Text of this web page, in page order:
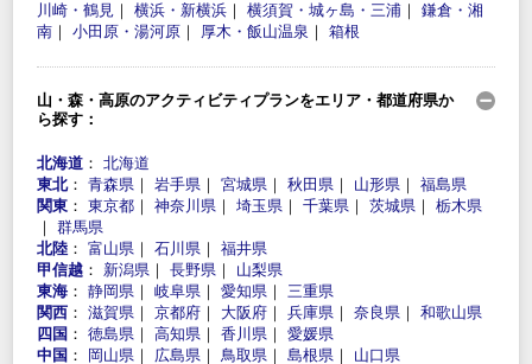
川崎・鶴見 ｜ 横浜・新横浜 ｜ 横須賀・城ヶ島・三浦 ｜ 鎌倉・湘
南 ｜ 小田原・湯河原 ｜ 厚木・飯山温泉 ｜ 箱根
山・森・高原のアクティビティプランをエリア・都道府県か
ら探す：
北海道 ： 北海道
東北： 青森県 ｜ 岩手県 ｜ 宮城県 ｜ 秋田県 ｜ 山形県 ｜ 福島県
関東 ： 東京都 ｜ 神奈川県 ｜ 埼玉県 ｜ 千葉県 ｜ 茨城県 ｜ 栃木県
｜ 群馬県
北陸 ： 富山県 ｜ 石川県 ｜ 福井県
甲信越 ： 新潟県 ｜ 長野県 ｜ 山梨県
東海 ： 静岡県 ｜ 岐阜県 ｜ 愛知県 ｜ 三重県
関西 ： 滋賀県 ｜ 京都府 ｜ 大阪府 ｜ 兵庫県 ｜ 奈良県 ｜ 和歌山県
四国 ： 徳島県 ｜ 高知県 ｜ 香川県 ｜ 愛媛県
中国 ： 岡山県 ｜ 広島県 ｜ 鳥取県 ｜ 島根県 ｜ 山口県